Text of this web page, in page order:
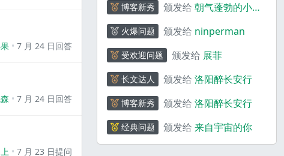
7 月 24 日回答
7 月 24 日回答
7 月 23 日提问
博客新秀 颁发给 朝气蓬勃的小熊
火爆问题 颁发给 ninperman
受欢迎问题 颁发给 展菲
长文达人 颁发给 洛阳醉长安行
博客新秀 颁发给 洛阳醉长安行
经典问题 颁发给 来自宇宙的你